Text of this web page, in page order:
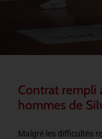
Contrat rempli
hommes de
Malgré les difficultés